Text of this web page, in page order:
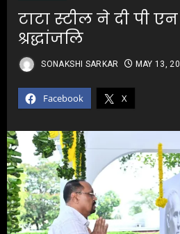
टाटा स्टील ने दी पी
श्रद्धांजलि
Facebook X
SONAKSHI SARKAR MAY 13,